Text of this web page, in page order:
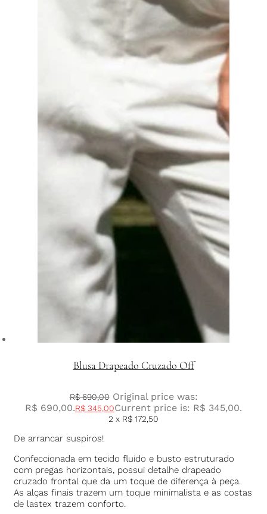
Blusa Drapeado Cruzado Off
R$690,00 Original price was:
R$ 690,00.R$ 345,00Current price is: R$ 345,00.
2 x R$ 172,50
De arrancar suspiros!
Confeccionada em tecido fluido e busto estruturado
com pregas horizontais, possui detalhe drapeado
cruzado frontal que da um toque de diferença à peça.
As alças finais trazem um toque minimalista e as costas
de lastex trazem conforto.